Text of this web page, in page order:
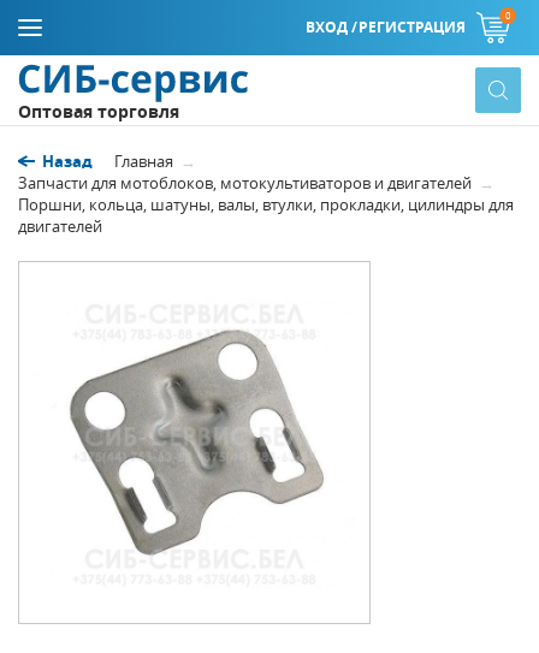
ВХОД /РЕГИСТРАЦИЯ
0
Оптовая торговля
Назад
Главная
Запчасти для мотоблоков, мотокультиваторов и двигателей
Поршни, кольца, шатуны, валы, втулки, прокладки, цилиндры для
двигателей